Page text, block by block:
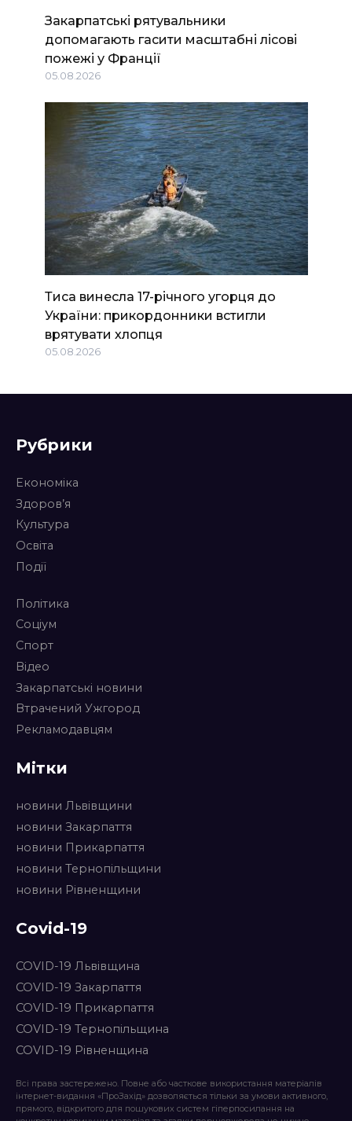
Закарпатські рятувальники
допомагають гасити масштабні лісові
пожежі у Франції
05.08.2026
Тиса винесла 17-річного угорця до
України: прикордонники встигли
врятувати хлопця
05.08.2026
Рубрики
Економіка
Здоров’я
Культура
Освіта
Події
Політика
Соціум
Спорт
Відео
Закарпатські новини
Втрачений Ужгород
Рекламодавцям
Мітки
новини Львівщини
новини Закарпаття
новини Прикарпаття
новини Тернопільщини
новини Рівненщини
Covid-19
COVID-19 Львівщина
COVID-19 Закарпаття
COVID-19 Прикарпаття
COVID-19 Тернопільщина
COVID-19 Рівненщина
Всі права застережено. Повне або часткове використання матеріалів
інтернет-видання «ПроЗахід» дозволяється тільки за умови активного,
прямого, відкритого для пошукових систем гіперпосилання на